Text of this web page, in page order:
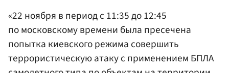
«22 ноября в период с 11:35 до 12:45
по московскому времени была пресечена
попытка киевского режима совершить
террористическую атаку с применением БПЛА